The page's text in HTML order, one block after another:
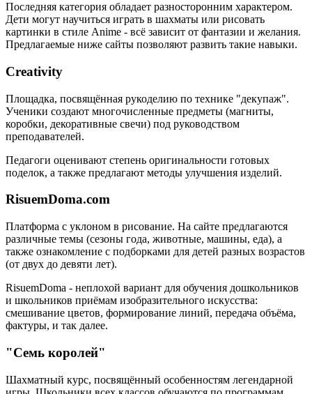
Последняя категория обладает разносторонним характером.
Дети могут научиться играть в шахматы или рисовать
картинки в стиле Anime - всё зависит от фантазии и желания.
Предлагаемые ниже сайты позволяют развить такие навыки.
Creativity
Площадка, посвящённая рукоделию по технике "декупаж".
Ученики создают многочисленные предметы (магниты,
коробки, декоративные свечи) под руководством
преподавателей.
Педагоги оценивают степень оригинальности готовых
поделок, а также предлагают методы улучшения изделий.
RisuemDoma.com
Платформа с уклоном в рисование. На сайте предлагаются
различные темы (сезоны года, животные, машины, еда), а
также ознакомление с подборками для детей разных возрастов
(от двух до девяти лет).
RisuemDoma - неплохой вариант для обучения дошкольников
и школьников приёмам изобразительного искусства:
смешивание цветов, формирование линий, передача объёма,
фактуры, и так далее.
"Семь королей"
Шахматный курс, посвящённый особенностям легендарной